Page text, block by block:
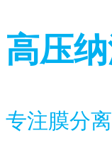
高压
专注膜分